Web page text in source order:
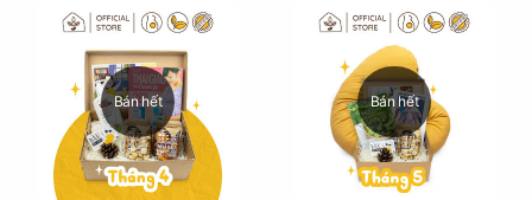
Bán hết Bán hết